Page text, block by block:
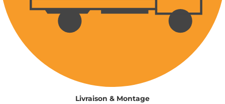
Livraison & Montage